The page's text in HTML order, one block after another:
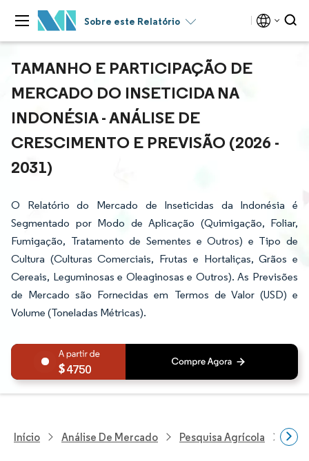
Sobre este Relatório
TAMANHO E PARTICIPAÇÃO DE
MERCADO DO INSETICIDA NA
INDONÉSIA - ANÁLISE DE
CRESCIMENTO E PREVISÃO (2026 -
2031)
O Relatório do Mercado de Inseticidas da Indonésia é
Segmentado por Modo de Aplicação (Quimigação, Foliar,
Fumigação, Tratamento de Sementes e Outros) e Tipo de
Cultura (Culturas Comerciais, Frutas e Hortaliças, Grãos e
Cereais, Leguminosas e Oleaginosas e Outros). As Previsões
de Mercado são Fornecidas em Termos de Valor (USD) e
Volume (Toneladas Métricas).
4750
Início Análise De Mercado Pesquisa Agrícola